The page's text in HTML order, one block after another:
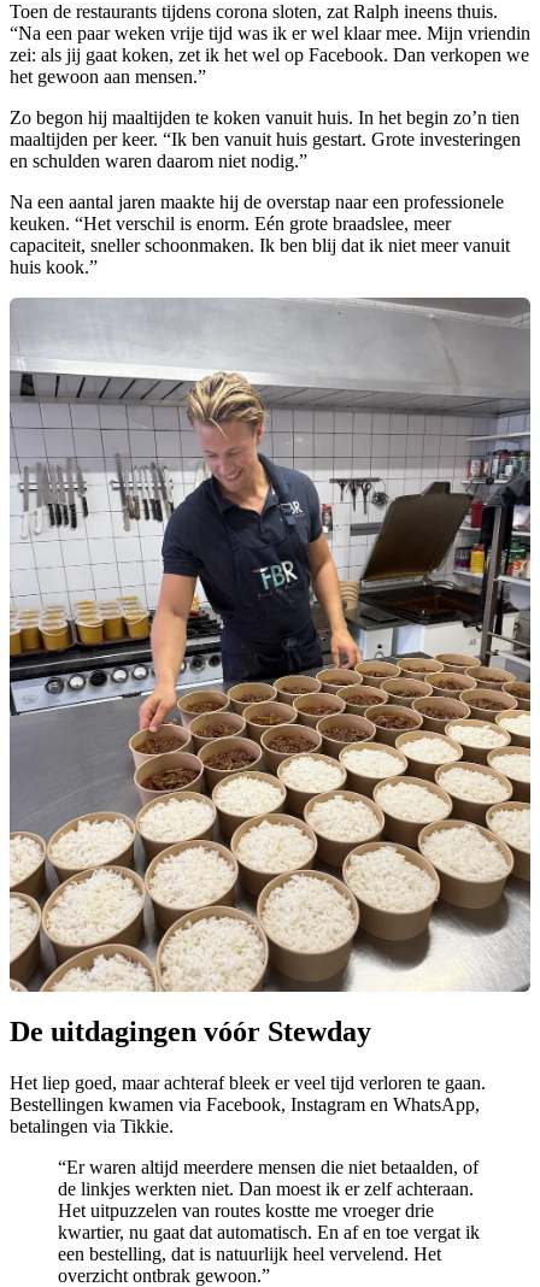
Toen de restaurants tijdens corona sloten, zat Ralph ineens thuis.
“Na een paar weken vrije tijd was ik er wel klaar mee. Mijn vriendin
zei: als jij gaat koken, zet ik het wel op Facebook. Dan verkopen we
het gewoon aan mensen.”
Zo begon hij maaltijden te koken vanuit huis. In het begin zo’n tien
maaltijden per keer. “Ik ben vanuit huis gestart. Grote investeringen
en schulden waren daarom niet nodig.”
Na een aantal jaren maakte hij de overstap naar een professionele
keuken. “Het verschil is enorm. Eén grote braadslee, meer
capaciteit, sneller schoonmaken. Ik ben blij dat ik niet meer vanuit
huis kook.”
De uitdagingen vóór Stewday
Het liep goed, maar achteraf bleek er veel tijd verloren te gaan.
Bestellingen kwamen via Facebook, Instagram en WhatsApp,
betalingen via Tikkie.
“Er waren altijd meerdere mensen die niet betaalden, of
de linkjes werkten niet. Dan moest ik er zelf achteraan.
Het uitpuzzelen van routes kostte me vroeger drie
kwartier, nu gaat dat automatisch. En af en toe vergat ik
een bestelling, dat is natuurlijk heel vervelend. Het
overzicht ontbrak gewoon.”